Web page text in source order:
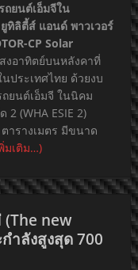
ถยนต์เอ็มจีใน
ทิลิตี้ส์ แอนด์ พาวเวอร์
CP Solar
งอาทิตย์บนหลังคาที่
ประเทศไทย ด้วยงบ
ยนต์เอ็มจี ในนิคม
(WHA ESIE 2)
ารางเมตร มีขนาด
มเติม…)
(The new
ำลังสูงสุด 700